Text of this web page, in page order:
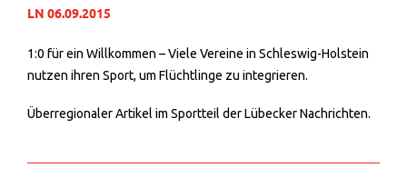
LN 06.09.2015
1:0 für ein Willkommen – Viele Vereine in Schleswig-Holstein
nutzen ihren Sport, um Flüchtlinge zu integrieren.
Überregionaler Artikel im Sportteil der Lübecker Nachrichten.